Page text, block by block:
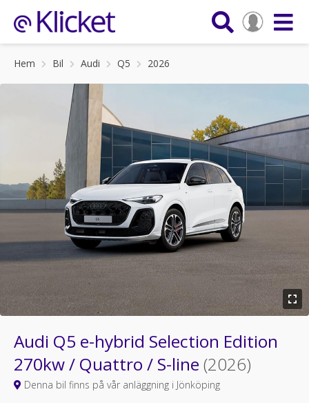
Hem Bil Audi Q5 2026
Audi Q5 e-hybrid Selection Edition
270kw / Quattro / S-line (2026)
Denna bil finns på vår anläggning i Jönköping